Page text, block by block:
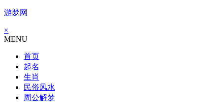
游梦网
×
MENU
首页
起名
生肖
民俗风水
周公解梦